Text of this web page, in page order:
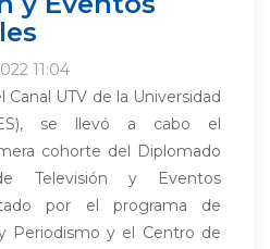
11:04
Canal UTV de la Universidad
se llevó a cabo el
cohorte del Diplomado
Televisión y Eventos
por el programa de
Periodismo y el Centro de